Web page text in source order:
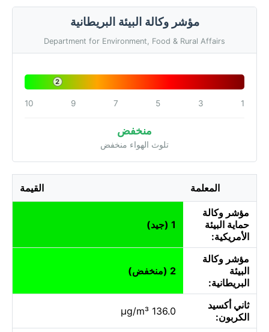
مؤشر وكالة البيئة البريطانية
Department for Environment, Food & Rural Affairs
2
1
3
5
7
9
10
منخفض
تلوث الهواء منخفض
المعلمة القيمة
مؤشر وكالة
حماية البيئة
الأمريكية:
1 (جيد)
مؤشر وكالة
البيئة
البريطانية:
2 (منخفض)
ثاني أكسيد
الكربون:
136.0 µg/m³